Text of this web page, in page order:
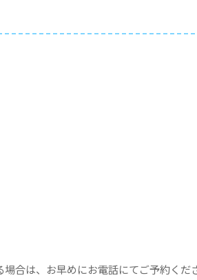
合は、お早めにお電話にてご予約くだ